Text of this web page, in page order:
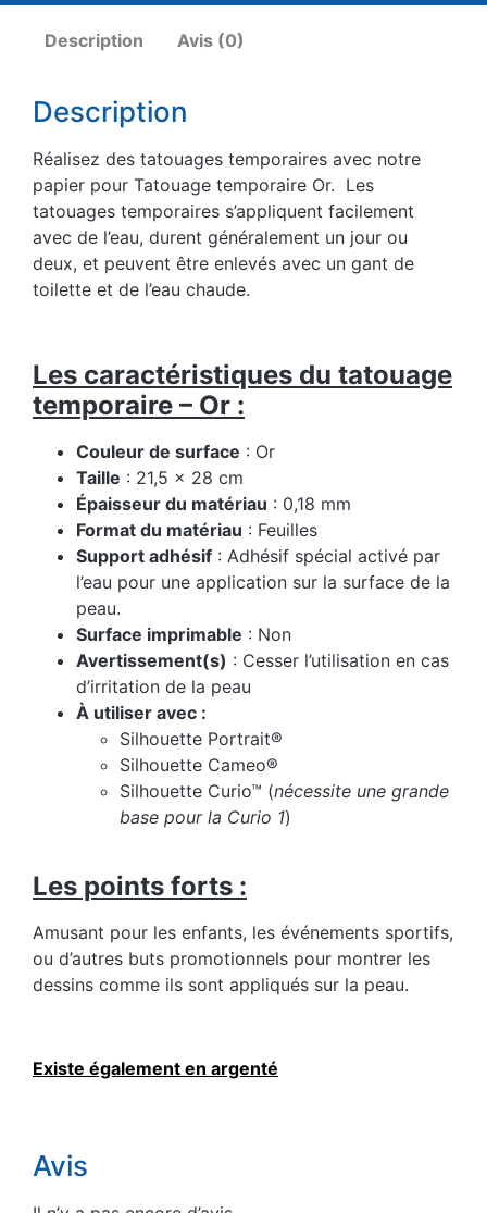
Description Avis (0)
Description
Réalisez des tatouages temporaires avec notre
papier pour Tatouage temporaire Or. Les
tatouages temporaires s’appliquent facilement
avec de l’eau, durent généralement un jour ou
deux, et peuvent être enlevés avec un gant de
toilette et de l’eau chaude.
Les caractéristiques du tatouage
temporaire – Or :
Couleur de surface : Or
Taille : 21,5 x 28 cm
Épaisseur du matériau : 0,18 mm
Format du matériau : Feuilles
Support adhésif : Adhésif spécial activé par
l’eau pour une application sur la surface de la
peau.
Surface imprimable : Non
Avertissement(s) : Cesser l’utilisation en cas
d’irritation de la peau
À utiliser avec :
Silhouette Portrait®
Silhouette Cameo®
Silhouette Curio™ (nécessite une grande
base pour la Curio 1)
Les points forts :
Amusant pour les enfants, les événements sportifs,
ou d’autres buts promotionnels pour montrer les
dessins comme ils sont appliqués sur la peau.
Existe également en argenté
Avis